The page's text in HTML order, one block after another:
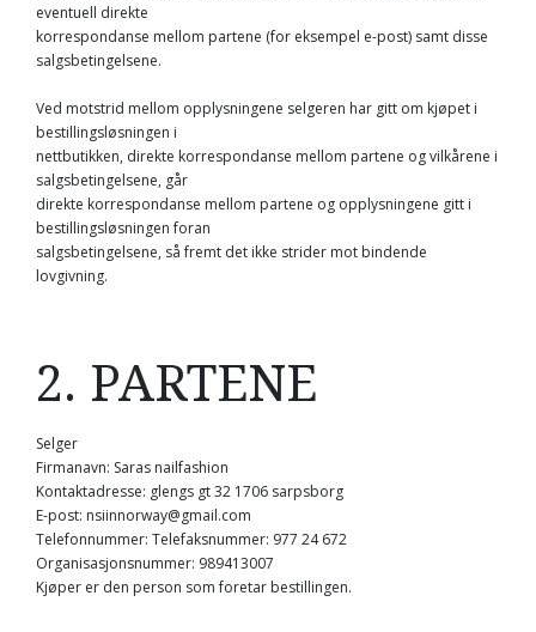
eventuell direkte
korrespondanse mellom partene (for eksempel e-post) samt disse
salgsbetingelsene.
Ved motstrid mellom opplysningene selgeren har gitt om kjøpet i
bestillingsløsningen i
nettbutikken, direkte korrespondanse mellom partene og vilkårene i
salgsbetingelsene, går
direkte korrespondanse mellom partene og opplysningene gitt i
bestillingsløsningen foran
salgsbetingelsene, så fremt det ikke strider mot bindende
lovgivning.
2. PARTENE
Selger
Firmanavn: Saras nailfashion
Kontaktadresse: glengs gt 32 1706 sarpsborg
E-post: nsiinnorway@gmail.com
Telefonnummer: Telefaksnummer: 977 24 672
Organisasjonsnummer: 989413007
Kjøper er den person som foretar bestillingen.